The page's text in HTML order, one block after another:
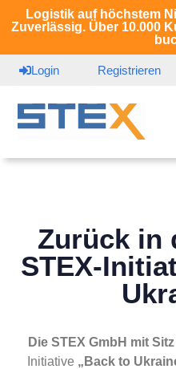
Logistik auf höchstem
Zuverlässig. Über 10.000
Login Registrieren
Zurück in
STEX-
Die STEX GmbH mit
Initiative „Back to